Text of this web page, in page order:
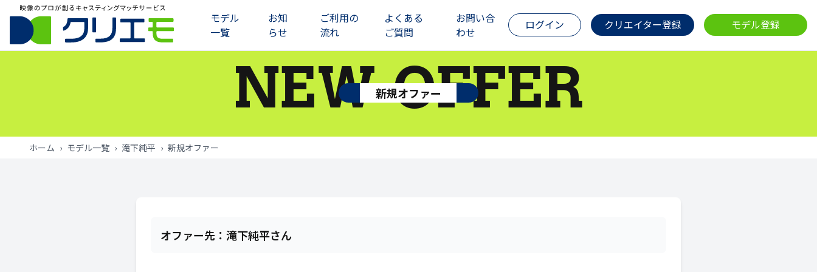
モデル
一覧
お知
らせ
ご利用の
流れ
よくある
ご質問
お問い合
わせ
ログイン クリエイター登録 モデル登録
新規オファー
NEW OFFER
ホーム › モデル一覧 › 滝下純平 › 新規オファー
オファー先： 滝下純平さん